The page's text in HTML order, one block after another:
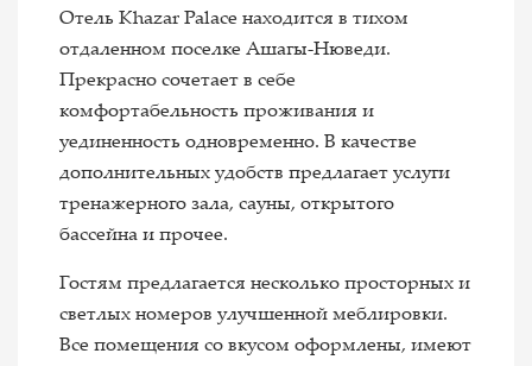
Отель Khazar Palace находится в тихом
отдаленном поселке Ашагы-Нюведи.
Прекрасно сочетает в себе
комфортабельность проживания и
уединенность одновременно. В качестве
дополнительных удобств предлагает услуги
тренажерного зала, сауны, открытого
бассейна и прочее.
Гостям предлагается несколько просторных и
светлых номеров улучшенной меблировки.
Все помещения со вкусом оформлены, имеют